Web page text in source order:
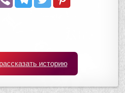
историю